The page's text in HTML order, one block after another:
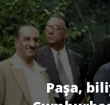
Paşa,